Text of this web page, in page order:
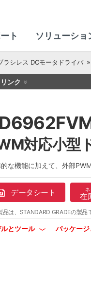
ト ソリューショ
ラシレス DCモータドライバ
ンク
対応小型
な機能に加えて、外部
データシート ネ
在
品は、STANDARD GRADEの製品
とツール パッケー